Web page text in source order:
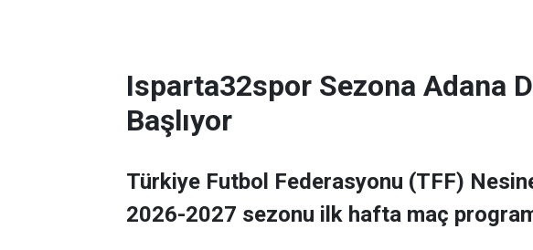
Isparta32spor Sezona Adana
Başlıyor
Türkiye Futbol Federasyonu (TFF)
2026-2027 sezonu ilk hafta maç